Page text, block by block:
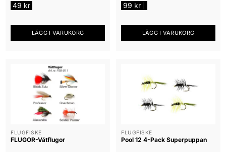
49 kr
LÄGG I VARUKORG
99 kr
LÄGG I VARUKORG
FLUGFISKE
FLUGOR-Våtflugor
FLUGFISKE
Pool 12 4-Pack Superpuppan